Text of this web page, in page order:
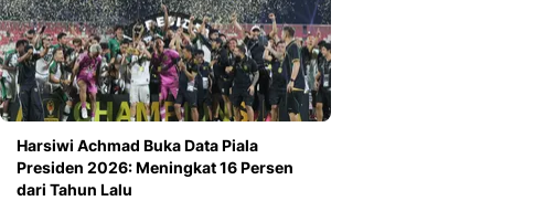
Harsiwi Achmad Buka Data Piala
Presiden 2026: Meningkat 16 Persen
dari Tahun Lalu